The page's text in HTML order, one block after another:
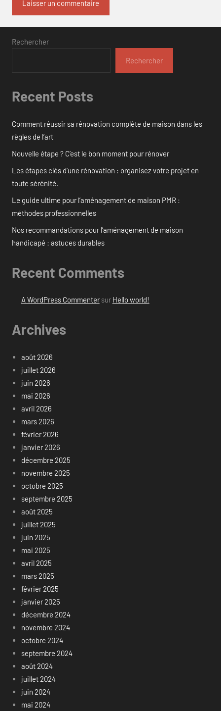
Rechercher
Rechercher
Recent Posts
Comment réussir sa rénovation complète de maison dans les
règles de l’art
Nouvelle étape ? C’est le bon moment pour rénover
Les étapes clés d’une rénovation : organisez votre projet en
toute sérénité.
Le guide ultime pour l’aménagement de maison PMR :
méthodes professionnelles
Nos recommandations pour l’aménagement de maison
handicapé : astuces durables
Recent Comments
A WordPress Commentersur Hello world!
Archives
août 2026
juillet 2026
juin 2026
mai 2026
avril 2026
mars 2026
février 2026
janvier 2026
décembre 2025
novembre 2025
octobre 2025
septembre 2025
août 2025
juillet 2025
juin 2025
mai 2025
avril 2025
mars 2025
février 2025
janvier 2025
décembre 2024
novembre 2024
octobre 2024
septembre 2024
août 2024
juillet 2024
juin 2024
mai 2024